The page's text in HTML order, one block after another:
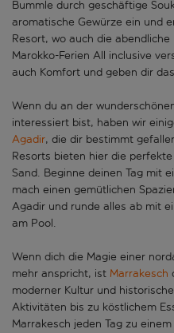
Bummle durch geschäftige
aromatische Gewürze ein und
Resort, wo auch die
Marokko-Ferien All inclusive
auch Komfort und geben dir
Wenn du an der
interessiert bist, haben wir
Agadir, die dir bestimmt
Resorts bieten hier die
Sand. Beginne deinen Tag mit
mach einen gemütlichen
Agadir und runde alles ab mit
am Pool.
Wenn dich die Magie einer
mehr anspricht, ist Marrakesch
moderner Kultur und
Aktivitäten bis zu köstlichem
Marrakesch jeden Tag zu